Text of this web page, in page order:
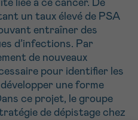
liée à ce cancer. De
un taux élevé de PSA
entraîner des
d’infections. Par
de nouveaux
pour identifier les
une forme
ce projet, le groupe
de dépistage chez